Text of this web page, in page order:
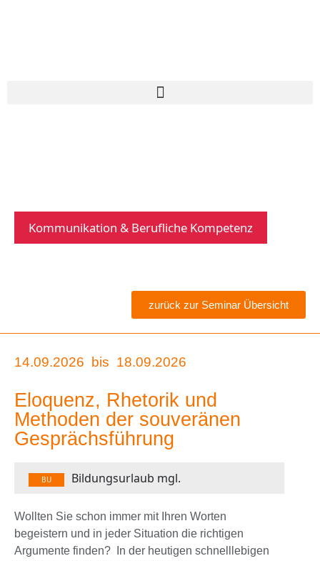
Kommunikation & Berufliche Kompetenz
zurück zur Seminar Übersicht
14.09.2026 bis 18.09.2026
Eloquenz, Rhetorik und
Methoden der souveränen
Gesprächsführung
BU Bildungsurlaub mgl.
Wollten Sie schon immer mit Ihren Worten
begeistern und in jeder Situation die richtigen
Argumente finden? In der heutigen schnelllebigen